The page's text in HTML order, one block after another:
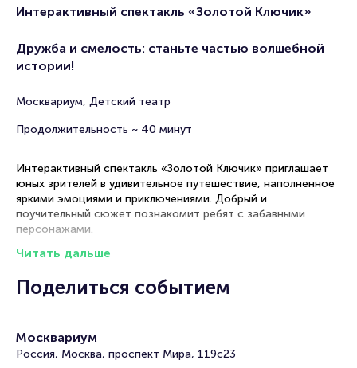
Интерактивный спектакль «Золотой Ключик»
Дружба и смелость: станьте частью волшебной
истории!
Москвариум, Детский театр
Продолжительность ~ 40 минут
Интерактивный спектакль «Золотой Ключик» приглашает
юных зрителей в удивительное путешествие, наполненное
яркими эмоциями и приключениями. Добрый и
поучительный сюжет познакомит ребят с забавными
персонажами.
Интерактивный спектакль «Золотой Ключик» состоится 12
театралов и их родителей к 11:00. Рекомендуем прийти за
ребенок становится соучастником театрального действа.
Читать дальше
Поделиться событием
Москвариум
Россия, Москва, проспект Мира, 119с23